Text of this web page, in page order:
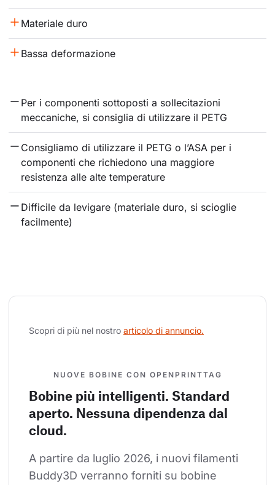
Materiale duro
Bassa deformazione
Per i componenti sottoposti a sollecitazioni
meccaniche, si consiglia di utilizzare il PETG
Consigliamo di utilizzare il PETG o l’ASA per i
componenti che richiedono una maggiore
resistenza alle alte temperature
Difficile da levigare (materiale duro, si scioglie
facilmente)
Scopri di più nel nostro articolo di annuncio.
NUOVE BOBINE CON OPENPRINTTAG
Bobine più intelligenti. Standard
aperto. Nessuna dipendenza dal
cloud.
A partire da luglio 2026, i nuovi filamenti
Buddy3D verranno forniti su bobine